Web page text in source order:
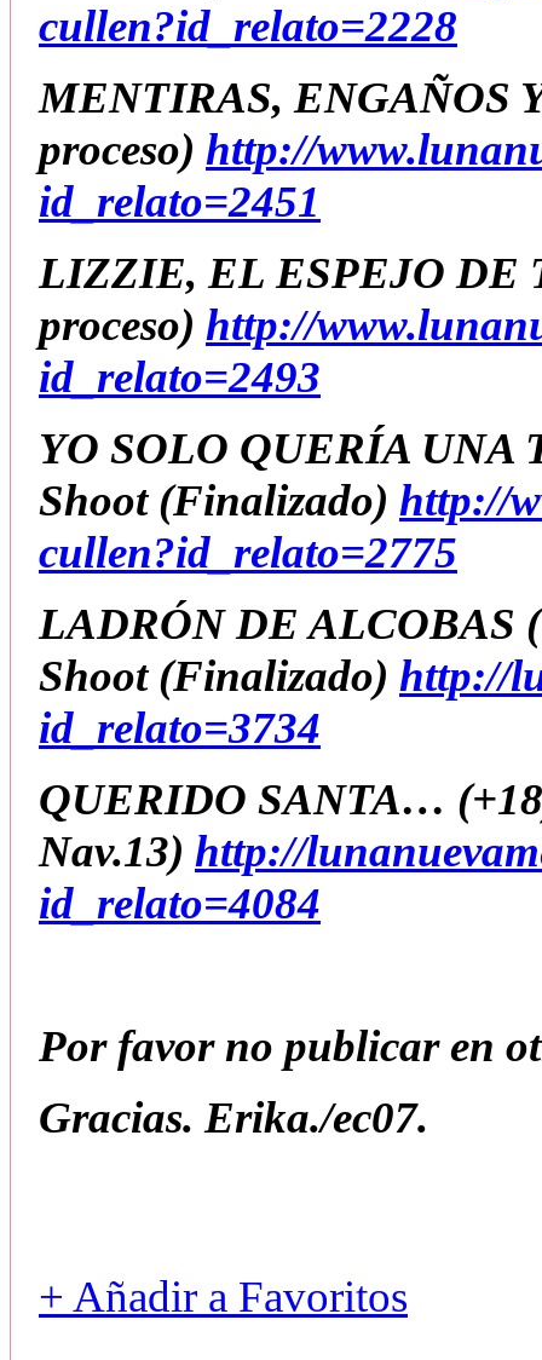
cullen?id_relato=2228
MENTIRAS, ENGAÑOS
proceso) http://
id_relato=2451
LIZZIE, EL ESPEJO DE
proceso) http://
id_relato=2493
YO SOLO QUERÍA UNA
Shoot (Finalizado) http://
cullen?id_relato=2775
LADRÓN DE ALCOBAS
Shoot (Finalizado) http://
id_relato=3734
QUERIDO SANTA…
Nav.13) http://
id_relato=4084
Por favor no publicar en
Gracias. Erika./ec07.
+ Añadir a Favoritos